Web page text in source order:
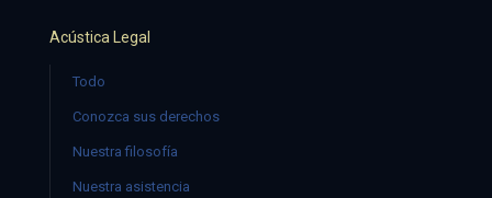
Acústica Legal
Todo
Conozca sus derechos
Nuestra filosofía
Nuestra asistencia